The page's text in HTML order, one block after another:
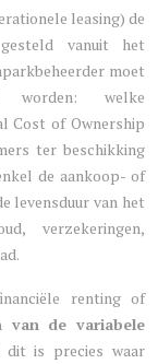
leasing) de
vanuit het
moet
worden: welke
Cost of Ownership
ter beschikking
de aankoop- of
levensduur van het
verzekeringen,
renting of
van de variabele
is precies waar